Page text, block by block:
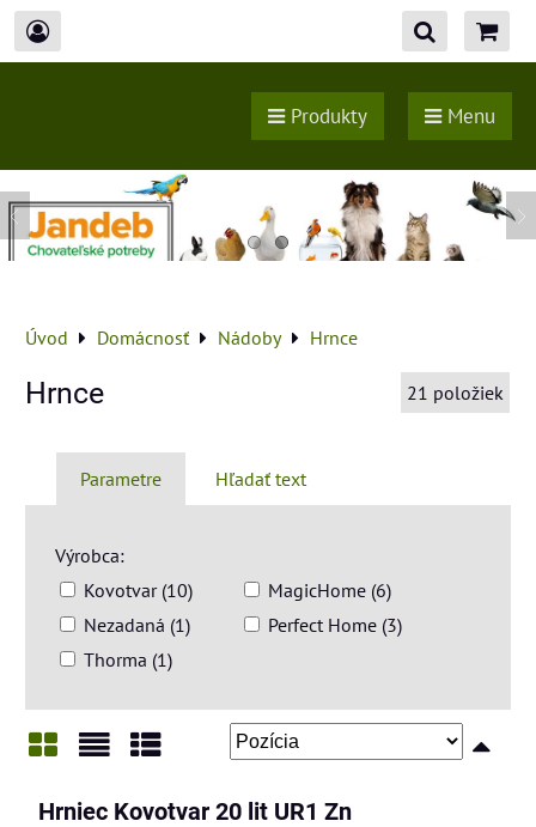
Produkty Menu
Úvod Domácnosť Nádoby Hrnce
Hrnce 21 položiek
Parametre Hľadať text
Výrobca:
Kovotvar (10)
MagicHome (6)
Nezadaná (1)
Perfect Home (3)
Thorma (1)
Hrniec Kovotvar 20 lit UR1 Zn